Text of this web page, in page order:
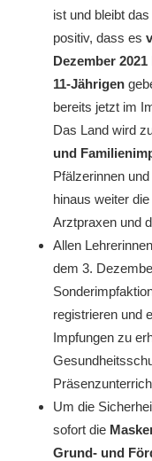
ist und bleibt
positiv, dass es
Dezember
11-Jährigen
bereits jetzt im
Das Land wird
und
Pfälzerinnen
hinaus weiter
Arztpraxen und
Allen
dem 3.
registrieren und
Impfungen zu
Um die
sofort die
Grund- und